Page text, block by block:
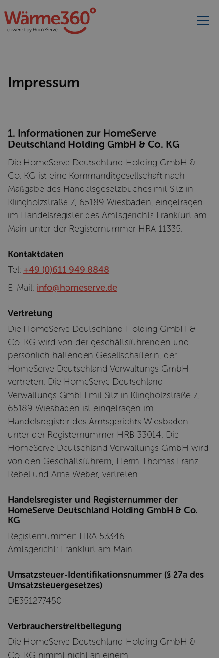
8395
r
d
u
Impressum
1. Informationen zur HomeServe
Deutschland Holding GmbH & Co. KG
Die HomeServe Deutschland Holding GmbH &
Co. KG ist eine Kommanditgesellschaft nach
Maßgabe des Handelsgesetzbuches mit Sitz in
Klingholzstraße 7, 65189 Wiesbaden, eingetragen
im Handelsregister des Amtsgerichts Frankfurt am
Main unter der Registernummer HRA 11335.
Kontaktdaten
Tel: +49 (0)611 949 8848
E-Mail: info@homeserve.de
Vertretung
Die HomeServe Deutschland Holding GmbH &
Co. KG wird von der geschäftsführenden und
persönlich haftenden Gesellschafterin, der
HomeServe Deutschland Verwaltungs GmbH
vertreten. Die HomeServe Deutschland
Verwaltungs GmbH mit Sitz in Klingholzstraße 7,
65189 Wiesbaden ist eingetragen im
Handelsregister des Amtsgerichts Wiesbaden
unter der Registernummer HRB 33014. Die
HomeServe Deutschland Verwaltungs GmbH wird
von den Geschäftsführern, Herrn Thomas Franz
Rebel und Arne Weber, vertreten.
Handelsregister und Registernummer der
HomeServe Deutschland Holding GmbH & Co.
KG
Registernummer: HRA 53346
Amtsgericht: Frankfurt am Main
Umsatzsteuer-Identifikationsnummer (§ 27a des
Umsatzsteuergesetzes)
DE351277450
Verbraucherstreitbeilegung
Die HomeServe Deutschland Holding GmbH &
Co. KG nimmt nicht an einem